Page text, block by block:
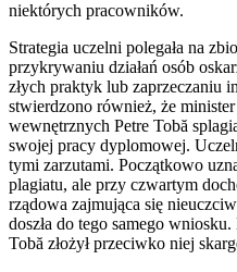
niektórych pracowników.
Strategia uczelni polegała na
przykrywaniu działań osób
złych praktyk lub zaprzeczaniu
stwierdzono również, że
wewnętrznych Petre Tobă
swojej pracy dyplomowej.
tymi zarzutami. Początkowo
plagiatu, ale przy czwartym
rządowa zajmująca się
doszła do tego samego
Tobă złożył przeciwko niej